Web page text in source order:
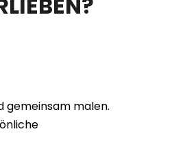
gemeinsam malen.